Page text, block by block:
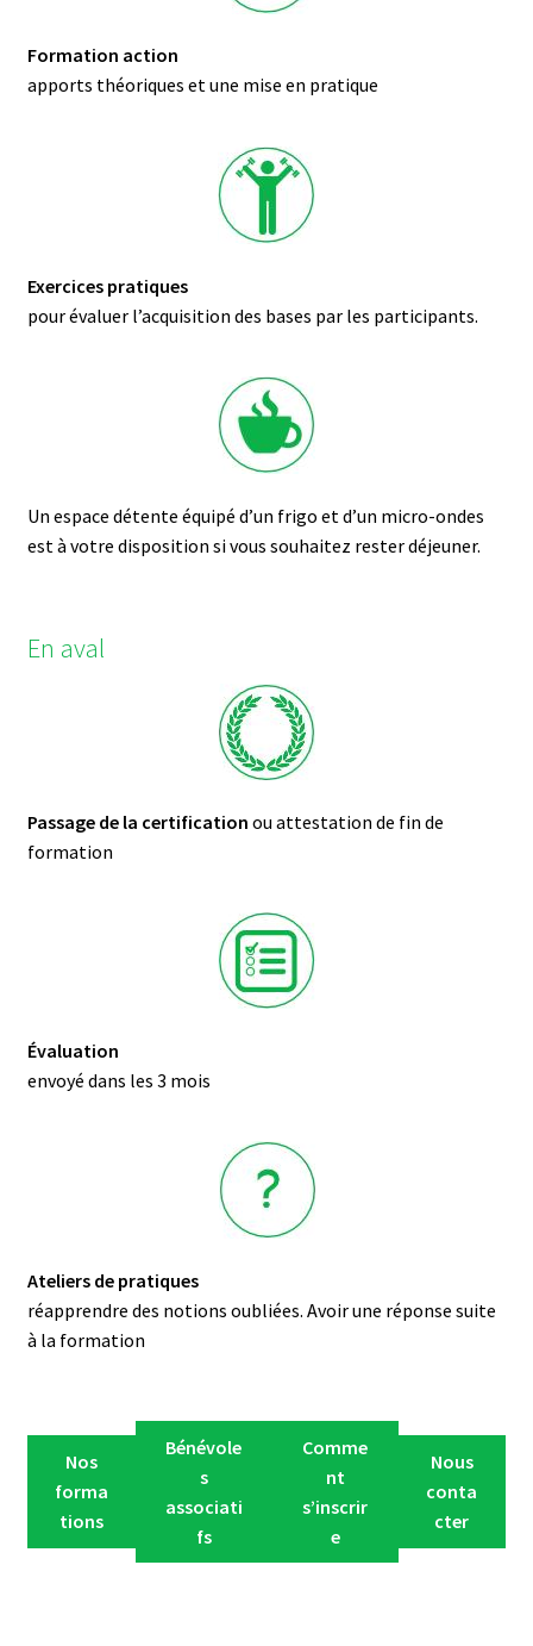
Formation action
apports théoriques et une mise en pratique
Exercices pratiques
pour évaluer l’acquisition des bases par les participants.
Un espace détente équipé d’un frigo et d’un micro-ondes
est à votre disposition si vous souhaitez rester déjeuner.
En aval
Passage de la certification ou attestation de fin de
formation
Évaluation
envoyé dans les 3 mois
Ateliers de pratiques
réapprendre des notions oubliées. Avoir une réponse suite
à la formation
Nos
forma
tions
Bénévole
s
associati
fs
Comme
nt
s’inscrir
e
Nous
conta
cter